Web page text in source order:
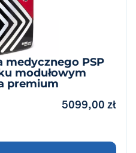
PSP
modułowym
premium
5099,00 zł